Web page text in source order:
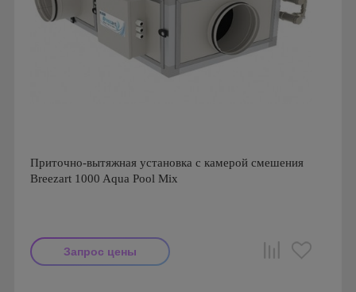
Приточно-вытяжная установка с камерой смешения
Breezart 1000 Aqua Pool Mix
Запрос цены